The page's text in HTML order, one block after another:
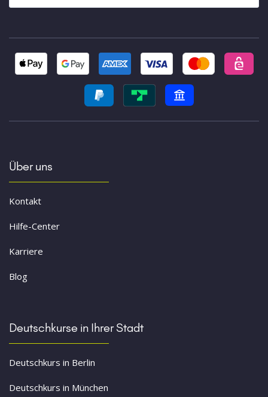
Über uns
Kontakt
Hilfe-Center
Karriere
Blog
Deutschkurse in Ihrer Stadt
Deutschkurs in Berlin
Deutschkurs in München